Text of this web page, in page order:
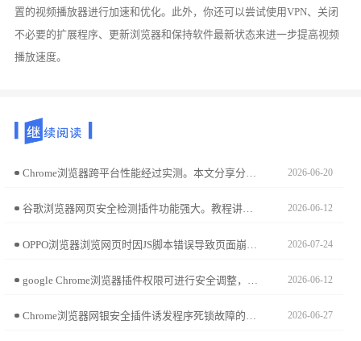
置的视频播放器进行加速和优化。此外，你还可以尝试使用VPN、关闭
不必要的扩展程序、更新浏览器和保持软件最新状态来进一步提高视频
播放速度。
Chrome浏览器跨平台性能经过实测。本文分享分析方法和操作策略，实现浏览器在不同平台稳定流畅运行，提高使用体验。 2026-06-20
谷歌浏览器网页安全检测插件功能强大。教程讲解配置方法、操作技巧及经验分享，帮助用户提升网页安全防护能力。 2026-06-12
2026-07-24
2026-06-12
2026-06-27